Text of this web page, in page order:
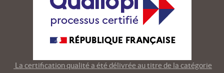
La certification qualité a été délivrée au titre de la catégorie